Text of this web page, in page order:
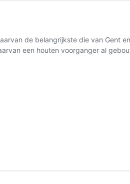
de belangrijkste die van Gent
een houten voorganger al